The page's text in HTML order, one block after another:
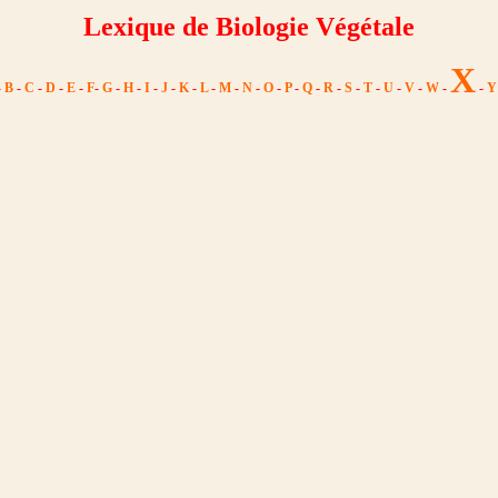
Lexique de Biologie Végétale
B - C - D - E - F- G - H - I - J - K- L- M - N - O - P- Q - R - S - T - U - V - W - X - Y